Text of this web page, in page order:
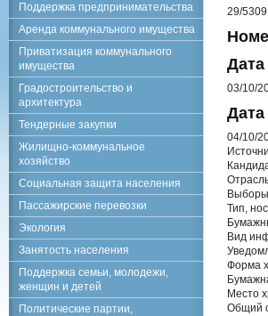
29/5309
Дата
03/10/
Дата
04/10/
Выборы
Тип,
Вид
Форма
Место
Общий
Поддержка предпринимательства
Аренда коммунального имущества
Приватизация коммунального
имущества
Градостроительство и
архитектура
Тендерные закупки
Жилищно-коммунальное
хозяйство
Социальная защита населения
Пассажирские перевозки
Экология
Занятость населения
Поддержка семьи, молодежи,
женщин и детей
Политические партии,